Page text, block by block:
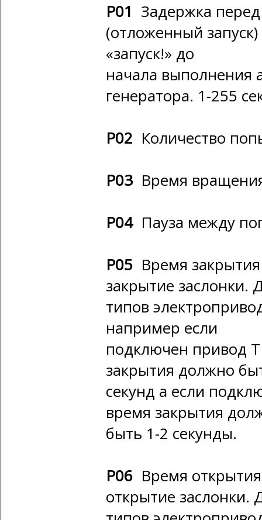
Р01 Задержка
(отложенный
«запуск!» до
начала выполнения
генератора. 1-255
Р02 Количество
Р03 Время
Р04Пауза между
Р05 Время
закрытие заслонки.
типов
например если
подключен привод
закрытия должно
секунд а если
время закрытия
быть 1-2 секунды.
Р06 Время
открытие заслонки.